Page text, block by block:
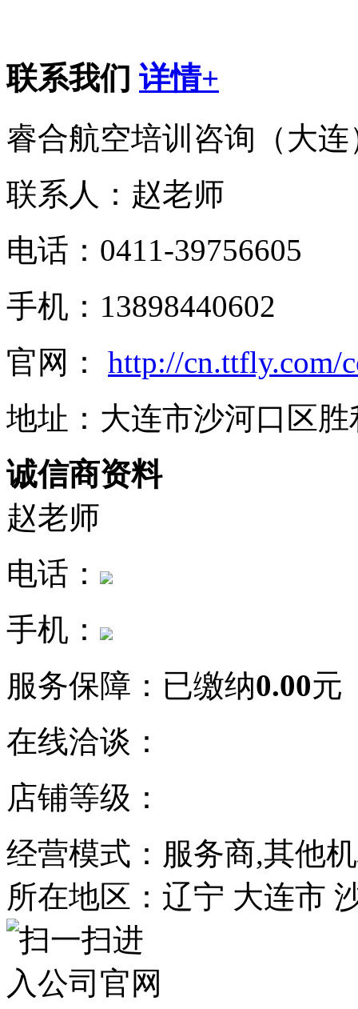
联系我们 详情+
睿合航空培训咨询（大
联系人：赵老师
电话：0411-39756605
手机：13898440602
官网： http://cn.ttfly.com/
地址：大连市沙河口区胜
诚信商资料
赵老师
电话：
手机：
服务保障： 已缴纳0.00元
在线洽谈：
店铺等级：
经营模式：服务商,其他
所在地区：辽宁 大连市